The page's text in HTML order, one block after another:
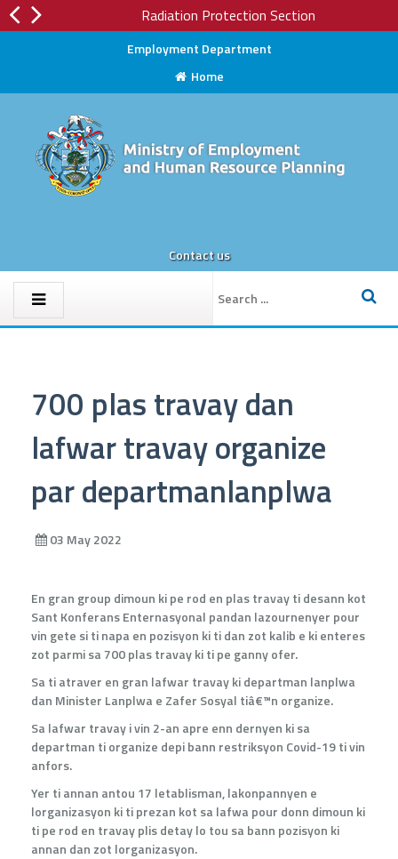
Employment Department
Home
Contact us
Radiation Protection Section
700 plas travay dan
lafwar travay organize
par departmanlanplwa
03 May 2022
En gran group dimoun ki pe rod en plas travay ti desann kot
Sant Konferans Enternasyonal pandan lazournenyer pour
vin gete si ti napa en pozisyon ki ti dan zot kalib e ki enteres
zot parmi sa 700 plas travay ki ti pe ganny ofer.
Sa ti atraver en gran lafwar travay ki departman lanplwa
dan Minister Lanplwa e Zafer Sosyal tiâ€™n organize.
Sa lafwar travay i vin 2-an apre enn dernyen ki sa
departman ti organize depi bann restriksyon Covid-19 ti vin
anfors.
Yer ti annan antou 17 letablisman, lakonpannyen e
lorganizasyon ki ti prezan kot sa lafwa pour donn dimoun ki
ti pe rod en travay plis detay lo tou sa bann pozisyon ki
annan dan zot lorganizasyon.